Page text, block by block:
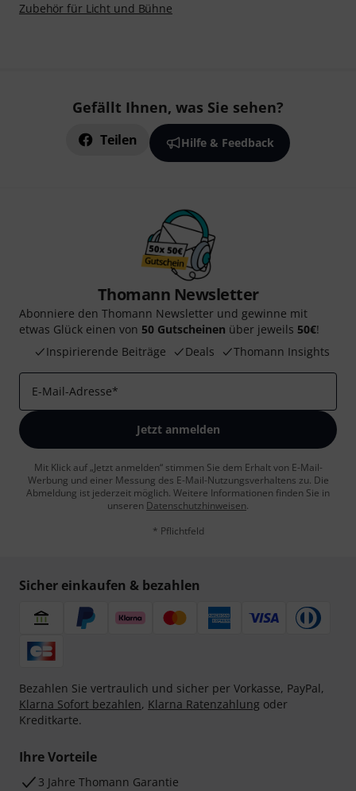
Zubehör für Licht und Bühne
Gefällt Ihnen, was Sie sehen?
Teilen Hilfe & Feedback
Thomann Newsletter
Abonniere den Thomann Newsletter und gewinne mit
etwas Glück einen von 50 Gutscheinen über jeweils 50€!
Inspirierende Beiträge
Deals Thomann Insights
E-Mail-Adresse*
Jetzt anmelden
Mit Klick auf „Jetzt anmelden“ stimmen Sie dem Erhalt von E-Mail-
Werbung und einer Messung des E-Mail-Nutzungsverhaltens zu. Die
Abmeldung ist jederzeit möglich. Weitere Informationen finden Sie in
unseren Datenschutzhinweisen.
* Pflichtfeld
Sicher einkaufen & bezahlen
Bezahlen Sie vertraulich und sicher per Vorkasse, PayPal,
Klarna Sofort bezahlen, Klarna Ratenzahlung oder
Kreditkarte.
Ihre Vorteile
3 Jahre Thomann Garantie